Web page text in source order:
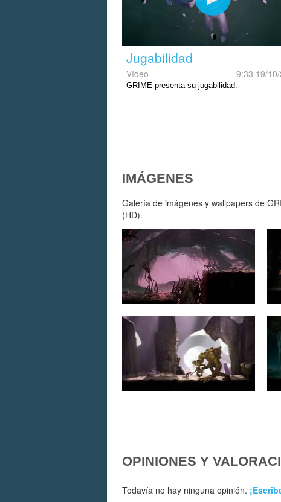
Jugabilidad
Vídeo 9:33 19/
GRIME presenta su jugabilidad.
IMÁGENES
Galería de imágenes y wallpapers de
(HD).
OPINIONES Y
Todavía no hay ninguna opinión.